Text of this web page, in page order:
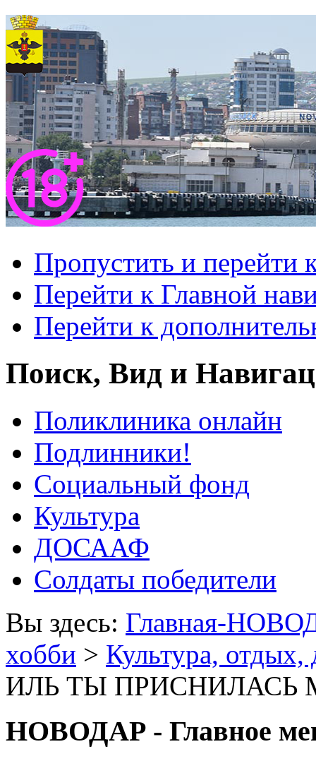
Пропустить и перейти
Перейти к Главной
Перейти к
Поиск, Вид и
Поликлиника онлайн
Подлинники!
Социальный фонд
Культура
ДОСААФ
Солдаты победители
Вы здесь: Главная-
хобби > Культура, отдых,
ИЛЬ ТЫ ПРИСНИЛАСЬ
НОВОДАР - Главное